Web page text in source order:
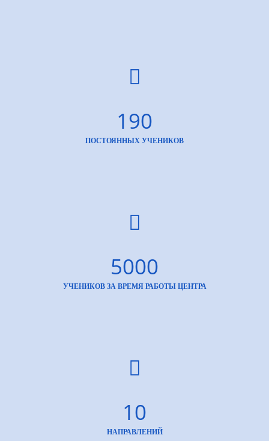
190
ПОСТОЯННЫХ УЧЕНИКОВ
5000
УЧЕНИКОВ ЗА ВРЕМЯ РАБОТЫ ЦЕНТРА
10
НАПРАВЛЕНИЙ